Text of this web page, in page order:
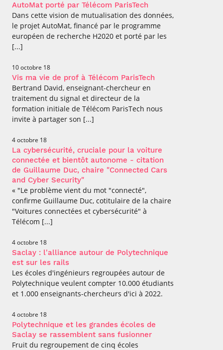
AutoMat porté par Télécom ParisTech
Dans cette vision de mutualisation des données,
le projet AutoMat, financé par le programme
européen de recherche H2020 et porté par les
[...]
10 octobre 18
Vis ma vie de prof à Télécom ParisTech
Bertrand David, enseignant-chercheur en
traitement du signal et directeur de la
formation initiale de Télécom ParisTech nous
invite à partager son [...]
4 octobre 18
La cybersécurité, cruciale pour la voiture
connectée et bientôt autonome - citation
de Guillaume Duc, chaire "Connected Cars
and Cyber Security"
« "Le problème vient du mot "connecté",
confirme Guillaume Duc, cotitulaire de la chaire
"Voitures connectées et cybersécurité" à
Télécom [...]
4 octobre 18
Saclay : l'alliance autour de Polytechnique
est sur les rails
Les écoles d'ingénieurs regroupées autour de
Polytechnique veulent compter 10.000 étudiants
et 1.000 enseignants-chercheurs d'ici à 2022.
4 octobre 18
Polytechnique et les grandes écoles de
Saclay se rassemblent sans fusionner
Fruit du regroupement de cinq écoles